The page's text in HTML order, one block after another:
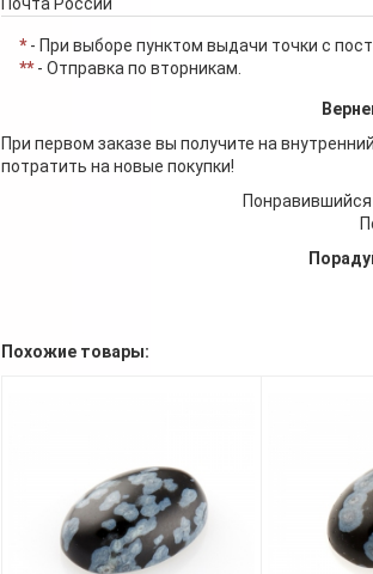
*- При выборе пунктом выдачи точки с
**- Отправка по вторникам.
При первом заказе вы получите на
потратить на новые покупки!
Понравившийся
Похожие товары: